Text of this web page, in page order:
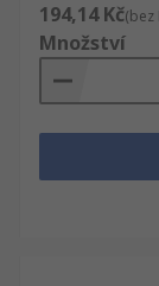
194,14 Kč(bez
Množství